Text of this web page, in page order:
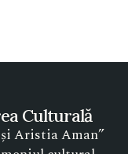
Culturală
Aristia Aman”